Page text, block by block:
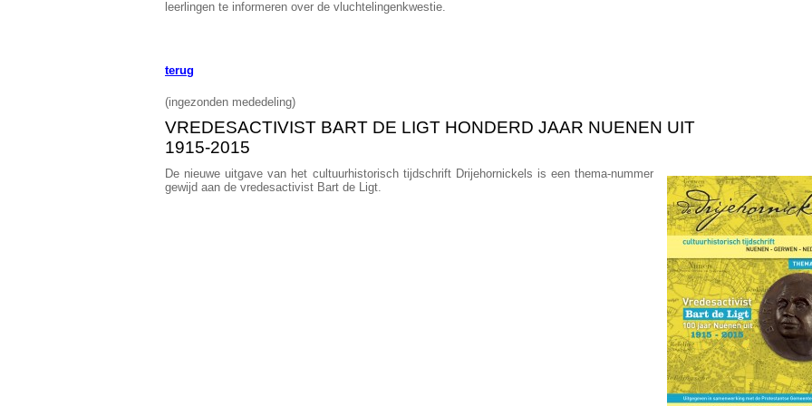
leerlingen te informeren over de vluchtelingenkwestie.
terug
(ingezonden mededeling)
VREDESACTIVIST BART DE LIGT HONDERD JAAR NUENEN UIT
1915-2015
De nieuwe uitgave van het cultuurhistorisch tijdschrift Drijehornickels is een thema-nummer
gewijd aan de vredesactivist Bart de Ligt.